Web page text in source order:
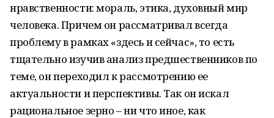
нравственности: мораль, этика, духовный мир
человека. Причем он рассматривал всегда
проблему в рамках «здесь и сейчас», то есть
тщательно изучив анализ предшественников по
теме, он переходил к рассмотрению ее
актуальности и перспективы. Так он искал
рациональное зерно – ни что иное, как